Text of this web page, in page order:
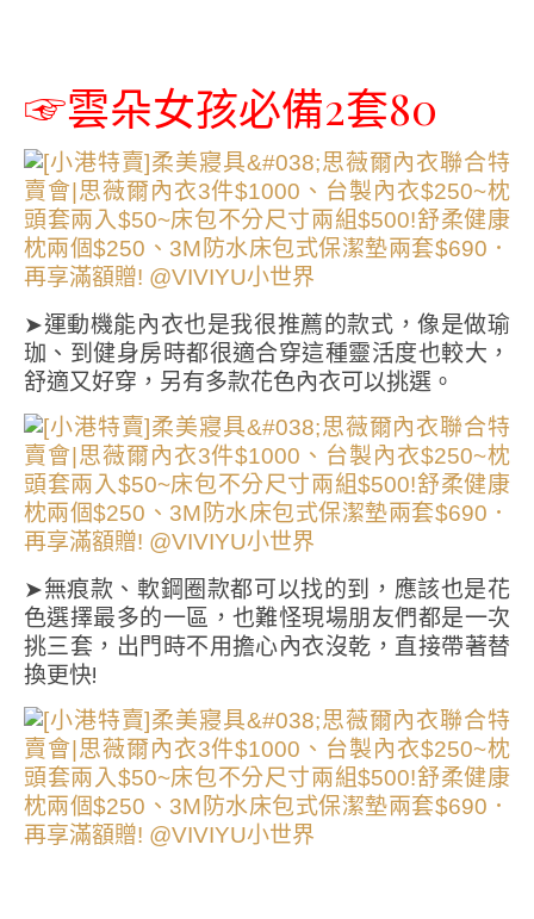
☞雲朵女孩必備2套80
➤運動機能內衣也是我很推薦的款式，像是做瑜
珈、到健身房時都很適合穿這種靈活度也較大，
舒適又好穿，另有多款花色內衣可以挑選。
➤無痕款、軟鋼圈款都可以找的到，應該也是花
色選擇最多的一區，也難怪現場朋友們都是一次
挑三套，出門時不用擔心內衣沒乾，直接帶著替
換更快!